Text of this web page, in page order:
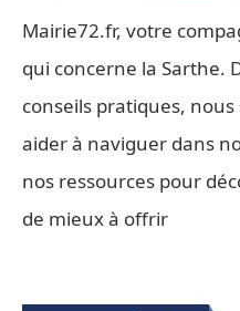
Mairie72.fr, votre
qui concerne la Sarthe.
conseils pratiques,
aider à naviguer dans
nos ressources pour
de mieux à offrir